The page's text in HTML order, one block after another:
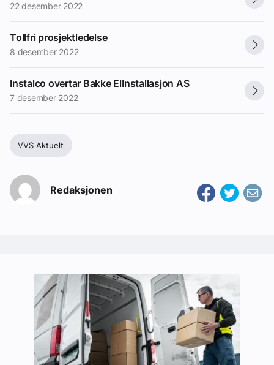
22 desember 2022
Tollfri prosjektledelse
8 desember 2022
Instalco overtar Bakke ElInstallasjon AS
7 desember 2022
VVS Aktuelt
Redaksjonen